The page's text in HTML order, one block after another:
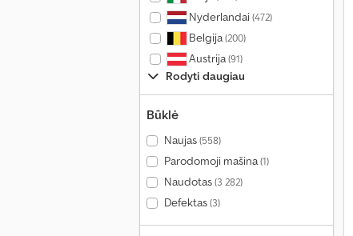
Nyderlandai(472)
Belgija(200)
Austrija(91)
Rodyti daugiau
Būklė
Naujas(558)
Parodomoji mašina(1)
Naudotas(3 282)
Defektas(3)